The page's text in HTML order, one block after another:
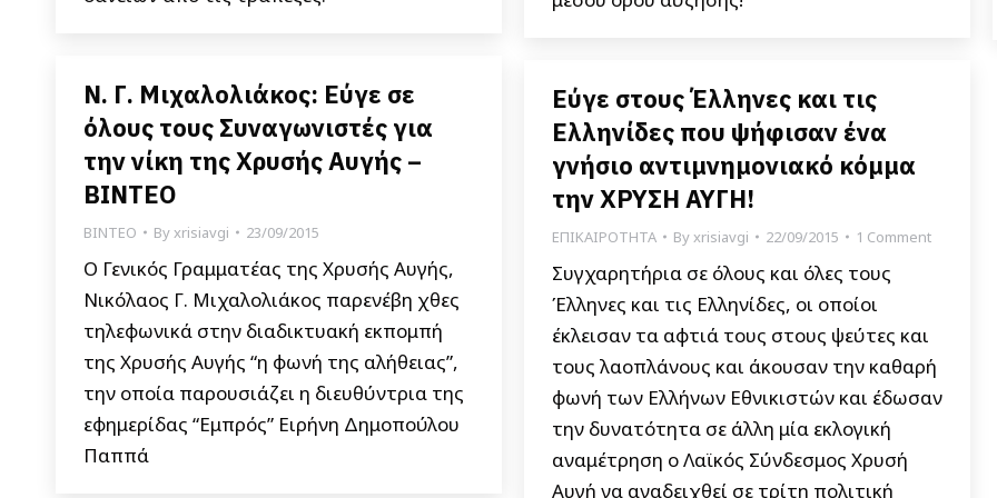
Ν. Γ. Μιχαλολιάκος: Εύγε σε
όλους τους Συναγωνιστές για
την νίκη της Χρυσής Αυγής –
ΒΙΝΤΕΟ
ΒΙΝΤΕΟ Byxrisiavgi 23/09/2015
Ο Γενικός Γραμματέας της Χρυσής Αυγής,
Νικόλαος Γ. Μιχαλολιάκος παρενέβη χθες
τηλεφωνικά στην διαδικτυακή εκπομπή
της Χρυσής Αυγής “η φωνή της αλήθειας”,
την οποία παρουσιάζει η διευθύντρια της
εφημερίδας “Εμπρός” Ειρήνη Δημοπούλου
Παππά
Εύγε στους Έλληνες και τις
Ελληνίδες που ψήφισαν ένα
γνήσιο αντιμνημονιακό κόμμα
την ΧΡΥΣΗ ΑΥΓΗ!
ΕΠΙΚΑΙΡΟΤΗΤΑ Byxrisiavgi 22/09/2015 1 Comment
Συγχαρητήρια σε όλους και όλες τους
Έλληνες και τις Ελληνίδες, οι οποίοι
έκλεισαν τα αφτιά τους στους ψεύτες και
τους λαοπλάνους και άκουσαν την καθαρή
φωνή των Ελλήνων Εθνικιστών και έδωσαν
την δυνατότητα σε άλλη μία εκλογική
αναμέτρηση ο Λαϊκός Σύνδεσμος Χρυσή
Αυγή να αναδειχθεί σε τρίτη πολιτική